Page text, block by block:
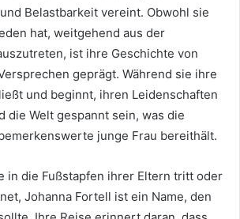
Belastbarkeit vereint. Obwohl sie
hat, weitgehend aus der
ist ihre Geschichte von
geprägt. Während sie ihre
und beginnt, ihren Leidenschaften
die Welt gespannt sein, was die
junge Frau bereithält.
in die Fußstapfen ihrer Eltern tritt oder
Johanna Fortell ist ein Name, den